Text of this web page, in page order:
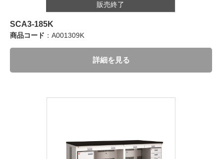
販売終了
SCA3-185K
商品コード ：A001309K
詳細を見る